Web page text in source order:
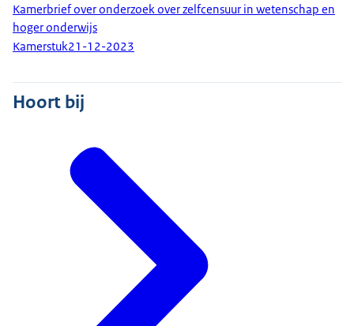
Kamerbrief over onderzoek over zelfcensuur in wetenschap en
hoger onderwijs
Kamerstuk21-12-2023
Hoort bij